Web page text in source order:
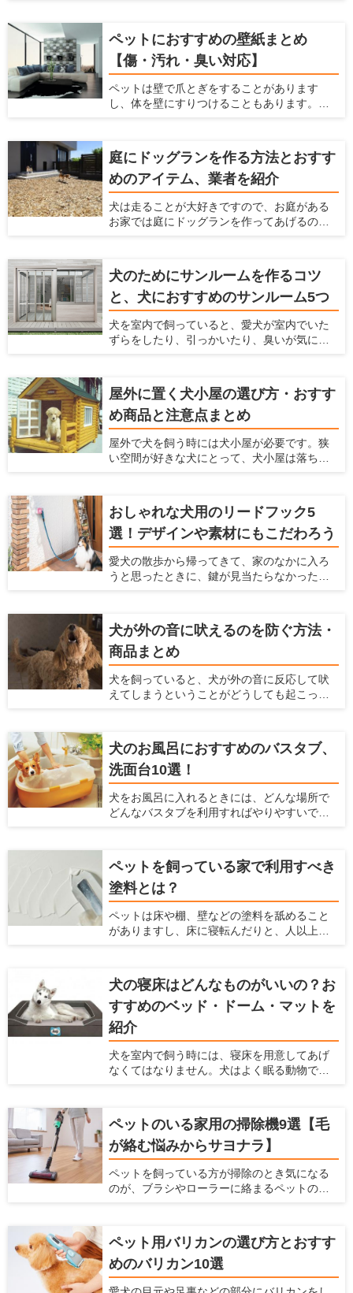
す。また、床・壁・家具のキズ・汚れを防止
できます。 ナノコンポジット技術による「ガ
ラスの薄膜」が、床・壁・家具などの表面を
コーティング。塗るだけで床の滑りを防ぎ、
キズ・汚れから守ります。 従来品より防滑性
能30％向上。 メンテナンス不要で、長期間効
ペットにおすすめの壁紙まとめ
【傷・汚れ・臭い対応】
ペットは壁で爪とぎをすることがあります
し、体を壁にすりつけることもあります。ま
と、こういった行動によって壁に傷がついた
り、壁紙をはがされたり、壁に汚れやニオイ
が染みついてしまったりします。 壁紙をすぐ
に交換しなくてはならないことも多いです
し、家中にペットの臭いが漂うという状態に
なってしまいます。これらの悩みを解消する
すすめの壁紙」を紹介するとともに、壁紙を
変えるための方法について解説します。
庭にドッグランを作る方法とおすす
めのアイテム、業者を紹介
犬は走ることが大好きですので、お庭がある
お家では庭にドッグランを作ってあげるのが
て、ドッグランのメリットや作り方、どんな
素材や設備を利用すればいいかまで解説しま
す。 犬を飼うのに最適な住宅を推進する「愛
犬家住宅」だからこそ知っている、ドッグラ
ンの情報を紹介しているのでぜひ参考にして
くださいね！
犬のためにサンルームを作るコツ
と、犬におすすめのサンルーム5つ
犬を室内で飼っていると、愛犬が室内でいた
ずらをしたり、引っかいたり、臭いが気に
方法として、サンルームをペットスペースに
する方法があります。愛犬がふだん生活する
スペースとして、サンルームを利用すること
で様々なメリットがあります。 愛犬家住宅で
は、日々多くのメーカーの製品をチェックを
することで、愛犬が暮らしやすいサンルーム
対して、サンルームのメリットやサンルーム
を設置するときに気をつけるポイント、おす
すめのメーカーなどを紹介いたします。
屋外に置く犬小屋の選び方・おすす
め商品と注意点まとめ
屋外で犬を飼う時には犬小屋が必要です。狭
い空間が好きな犬にとって、犬小屋は落ち着
快適に過ごせるだけでなく、衛星面やお手入
れなど飼い主にとっても快適なものを選ぶの
がおすすめ。 ここでは、愛犬の犬小屋をどう
やって選んだらいいかわからない人、デザイ
ンや機能からおすすめの犬小屋を探している
人に、おすすめの犬小屋を紹介しようと思い
おしゃれな犬用のリードフック5
選！デザインや素材にもこだわろう
愛犬の散歩から帰ってきて、家のなかに入ろ
うと思ったときに、鍵が見当たらなかったと
ワンちゃんが走り回ってしまったということ
もあるのではないでしょうか？ 玄関の脇に
リードフックがあれば、リードフックにリー
ドをかけることで両手を空けられ、そんな事
態を避けられます。 ここでは、設置しておけ
ばとても便利なリードフックやおすすめリー
犬が外の音に吠えるのを防ぐ方法・
商品まとめ
犬を飼っていると、犬が外の音に反応して吠
えてしまうということがどうしても起こって
れません。 ですが、犬が外の音に反応して吠
えるのをなるべく抑える方法があります。こ
こでは、犬が外の音に反応して吠えてしまう
のを防ぐ方法、商品を紹介します。
犬のお風呂におすすめのバスタブ、
洗面台10選！
犬をお風呂に入れるときには、どんな場所で
どんなバスタブを利用すればやりやすいで
お風呂の選び方、おすすめの犬用のバスタブ
や洗面台を紹介します。 また、犬をお風呂に
入れる方法や注意点などは、「犬のお風呂の
入れ方を解説！お風呂場のポイントも【初心
者向け】」の記事で解説していますので、は
じめての方は参考にしてみてくださいね。
ペットを飼っている家で利用すべき
塗料とは？
ペットは床や棚、壁などの塗料を舐めること
がありますし、床に寝転んだりと、人以上に
なっているので、体に悪影響がある塗料はで
きるだけ避けなくてはなりません。それだけ
でなく、塗料は耐久性、メンテナンス性、安
全性などを考慮する必要があります。 ここで
は、塗料の役割や種類、特徴、ペットを飼っ
ている家に利用すべき塗料を紹介します。
犬の寝床はどんなものがいいの？お
すすめのベッド・ドーム・マットを
紹介
犬を室内で飼う時には、寝床を用意してあげ
なくてはなりません。犬はよく眠る動物です
マット、サークルなど、たくさんのペット用
の寝床が販売されています。愛犬家住宅で
は、犬が快適な寝床に関しての情報を日々
チェックしています。 ここでは犬用の寝床を
作りたいけど、どんなものを選んだらよい
か、どんな場所に設置したらよいかわからな
床を置くのがよいのかなど、幅広い情報をま
とめましたので参考にしてください。
ペットのいる家用の掃除機9選【毛
が絡む悩みからサヨナラ】
ペットを飼っている方が掃除のとき気になる
のが、ブラシやローラーに絡まるペットの抜
く故障の原因となります。 掃除機のみなら
ず、お掃除ワイパーや粘着ローラーを駆使し
て抜け毛対策に日々奮闘されている方も多い
ことだと思います。もし、ペットの毛が絡み
ペット用バリカンの選び方とおすす
めのバリカン10選